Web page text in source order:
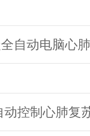
自动电脑心
控制心肺复